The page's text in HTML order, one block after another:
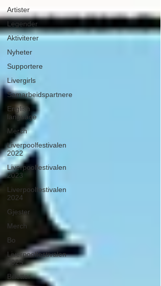
Artister
Legender
Aktiviterer
Nyheter
Supportere
Livergirls
Samarbeidspartnere
English
language
Merch
Liverpoolfestivalen
2022
Liverpoolfestivalen
2023
Liverpoolfestivalen
2024
Gjester
Merch
Bo
Liverpoolfestivalen
2025
Billetter